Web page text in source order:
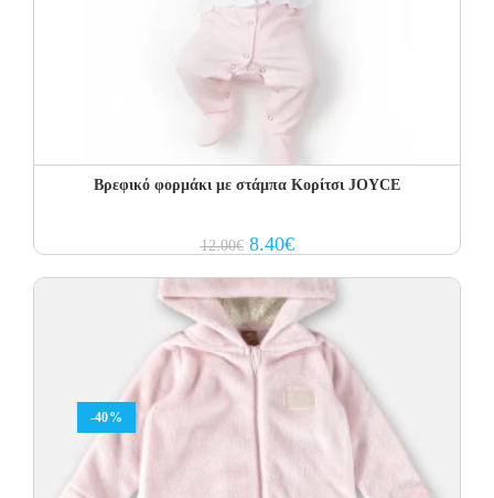
Βρεφικό φορμάκι με στάμπα Κορίτσι JOYCE
12.00€ Original
price
8.40€Current
price
-40%